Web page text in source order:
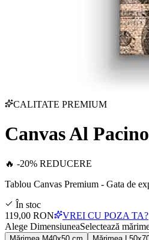
CALITATE PREMIUM
Canvas Al
🔥 -20% REDUCERE
Tablou Canvas Premium - Gata de
În stoc
119,00 RON
VREI CU POZA TA?
Alege DimensiuneaSelectează